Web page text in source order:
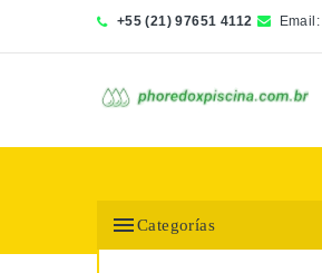
+55 (21) 97651 4112 Email:
Categorías